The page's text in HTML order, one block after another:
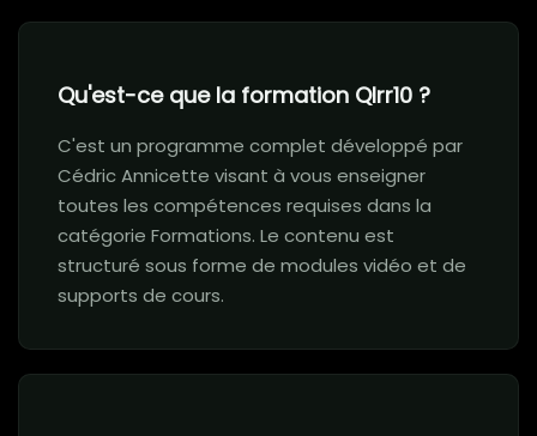
Qu'est-ce que la formation Qlrr10 ?
C'est un programme complet développé par
Cédric Annicette visant à vous enseigner
toutes les compétences requises dans la
catégorie Formations. Le contenu est
structuré sous forme de modules vidéo et de
supports de cours.